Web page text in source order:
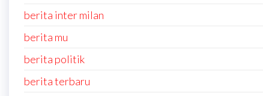
berita inter milan
berita mu
berita politik
berita terbaru